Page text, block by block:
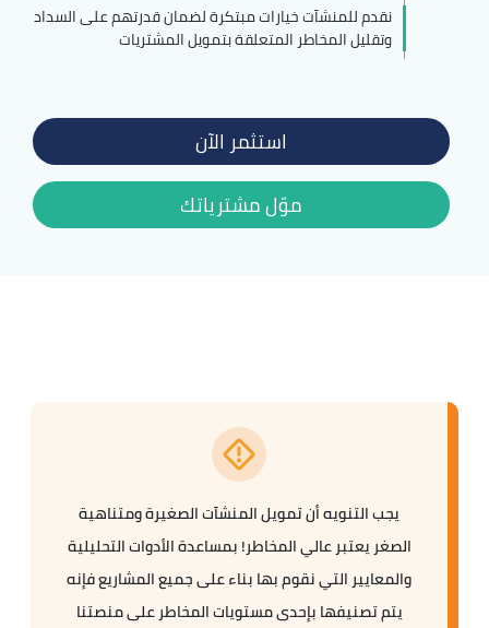
نقدم للمنشآت خيارات مبتكرة لضمان قدرتهم على السداد
وتقليل المخاطر المتعلقة بتمويل المشتريات
استثمر الآن
موّل مشترياتك
يجب التنويه أن تمويل المنشآت الصغيرة ومتناهية
الصغر يعتبر عالي المخاطر! بمساعدة الأدوات التحليلية
والمعايير التي نقوم بها بناء على جميع المشاريع فإنه
يتم تصنيفها بإحدى مستويات المخاطر على منصتنا